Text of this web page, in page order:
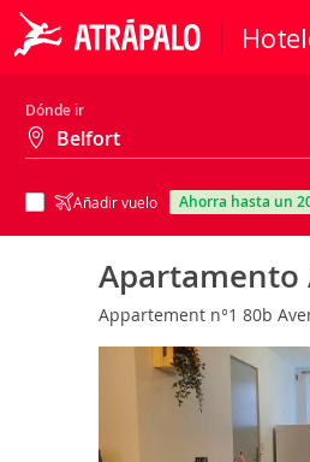
Dónde ir
Añadir vuelo ahorra hasta un
Apartamento
Appartement n°1 80b